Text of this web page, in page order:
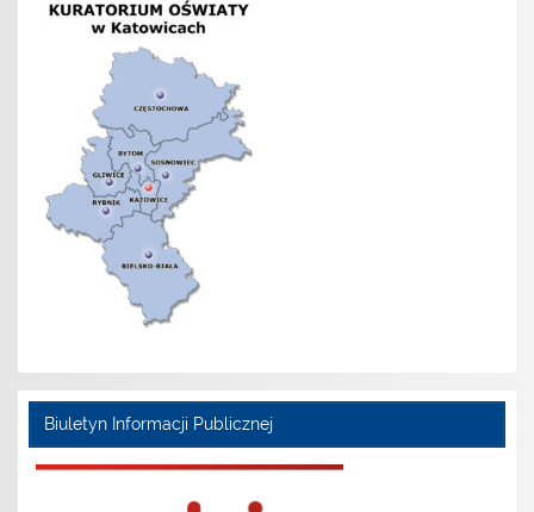
Biuletyn Informacji Publicznej